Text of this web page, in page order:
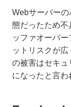
Webサーバー
態だったため
ッファオーバ
ットリスクが
の被害はセキュ
になったと言わ